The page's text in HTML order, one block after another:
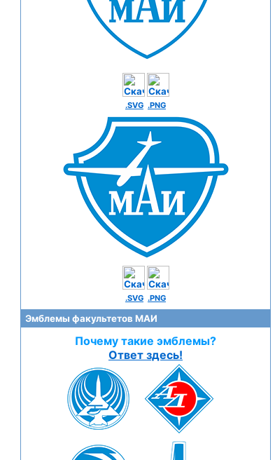
.SVG .PNG
.SVG .PNG
Эмблемы факультетов МАИ
Почему такие эмблемы?
Ответ здесь!